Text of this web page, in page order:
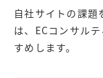
自社サイトの課
は、ECコンサル
すめします。